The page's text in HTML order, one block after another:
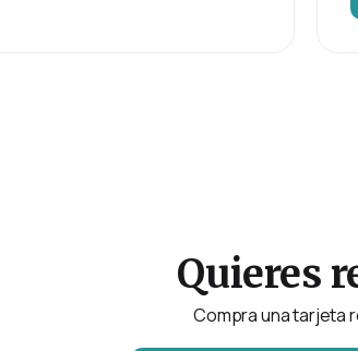
Quieres
Compra una tarjeta